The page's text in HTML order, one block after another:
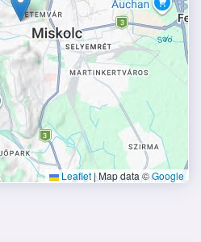
Leaflet |Map data ©Google